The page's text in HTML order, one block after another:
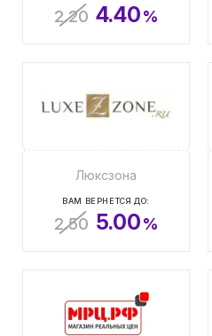
2.20 4.40%
Люксзона
ВАМ ВЕРНЕТСЯ ДО:
2.50 5.00%